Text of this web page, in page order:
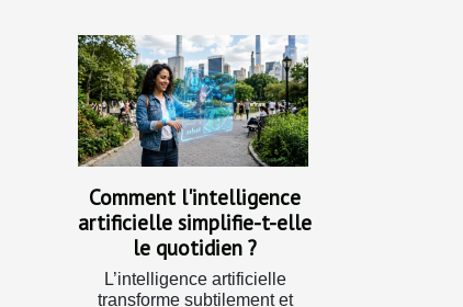
Comment l'intelligence
artificielle simplifie-t-elle
le quotidien ?
L’intelligence artificielle
transforme subtilement et